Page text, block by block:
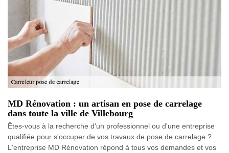
MD Rénovation : un artisan en pose de carrelage
dans toute la ville de Villebourg
Êtes-vous à la recherche d'un professionnel ou d'une entreprise
qualifiée pour s'occuper de vos travaux de pose de carrelage ?
L'entreprise MD Rénovation répond à tous vos demandes et vos